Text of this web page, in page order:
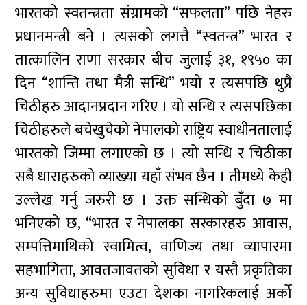
भारतको स्वतन्त्रता संग्रामको “सफलता” पछि नेहरु
प्रधानमन्त्री बने । त्यसको लगत्तै “स्वतन्त्र” भारत र
तात्कालिन राणा सरकार बीच जुलाई ३१, १९५० का
दिन “शान्ति तथा मैत्री सन्धि” भयो र त्यसपछि थुप्रै
चिठीहरु आदानप्रदान गरिए । यो सन्धि र त्यसपछिका
चिठीहरुले बचेखुचेको नेपालको राष्ट्रिय स्वाधीनतालाई
भारतको जिम्मा लगाएको छ । त्यो सन्धि र चिठीका
सबै धाराहरुको व्याख्या यहाँ संभव छैन । तीमध्ये केही
उल्लेख गर्नु जरुरी छ । उक्त सन्धिको बुँंदा ७ मा
भनिएको छ, “भारत र नेपालका सरकारहरु आवास,
सम्पत्तिमाथिको स्वामित्व, वाणिज्य तथा व्यापारमा
सहभागिता, आवतजावतको सुविधा र यस्तै प्रकृतिका
अन्य सुविधाहरुमा एउटा देशका नागरिकलाई अर्को